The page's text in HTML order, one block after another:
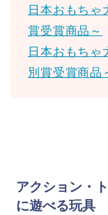
日本おもち
賞受賞商品～
日本おもち
別賞受賞商品
アクション・
に遊べる玩具